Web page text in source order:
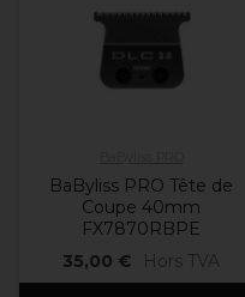
BaByliss PRO Tête de
Coupe 40mm
FX7870RBPE
35,00 €
Hors TVA